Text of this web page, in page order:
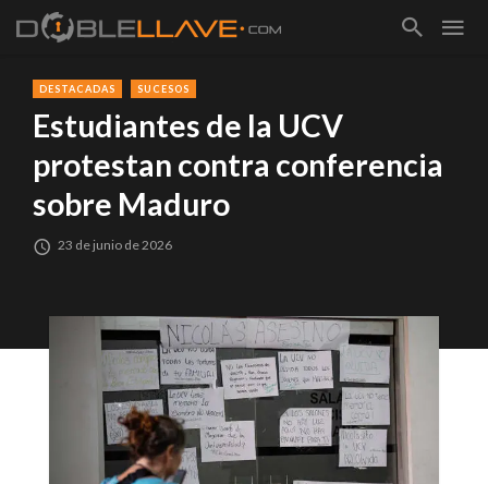
DESTACADAS SUCESOS
Estudiantes de la UCV
protestan contra conferencia
sobre Maduro
23 de junio de 2026